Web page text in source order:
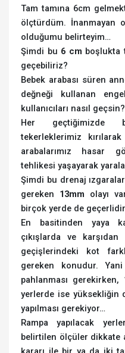
Tam tamına 6cm
ölçtürdüm. İnanmayan
olduğumu belirteyim…
Şimdi bu 6 cm boşlukta
geçebiliriz?
Bebek arabası süren
değneği kullanan
kullanıcıları nasıl geçsin?
Her geçtiğimizde
tekerleklerimiz
arabalarımız hasar
tehlikesi yaşayarak
Şimdi bu drenaj
gereken 13mm olayı
birçok yerde de
En basitinden yaya
çıkışlarda ve
geçişlerindeki kot
gereken konudur. Yani
pahlanması gerekirken,
yerlerde ise yüksekliğin
yapılması gerekiyor…
Rampa yapılacak
belirtilen ölçüler dikkate